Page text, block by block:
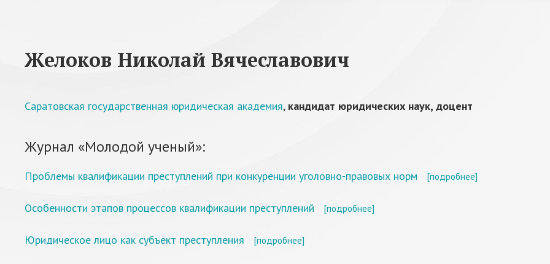
Желоков Николай Вячеславович
Саратовская государственная юридическая академия, кандидат юридических наук, доцент
Журнал «Молодой ученый»:
Проблемы квалификации преступлений при конкуренции уголовно-правовых норм [подробнее]
Особенности этапов процессов квалификации преступлений [подробнее]
Юридическое лицо как субъект преступления [подробнее]